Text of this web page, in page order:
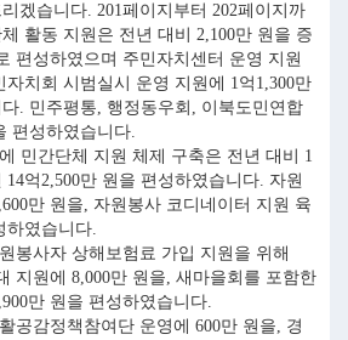
겠습니다. 201페이지부터 202페이지까
활동 지원은 전년 대비 2,100만 원을 증
편성하였으며 주민자치센터 운영 지원
자치회 시범실시 운영 지원에 1억1,300만
. 민주평통, 행정동우회, 이북도민연합
편성하였습니다.
민간단체 지원 체제 구축은 전년 대비 1
14억2,500만 원을 편성하였습니다. 자원
만 원을, 자원봉사 코디네이터 지원 육
하였습니다.
봉사자 상해보험료 가입 지원을 위해
지원에 8,000만 원을, 새마을회를 포함한
만 원을 편성하였습니다.
공감정책참여단 운영에 600만 원을, 경